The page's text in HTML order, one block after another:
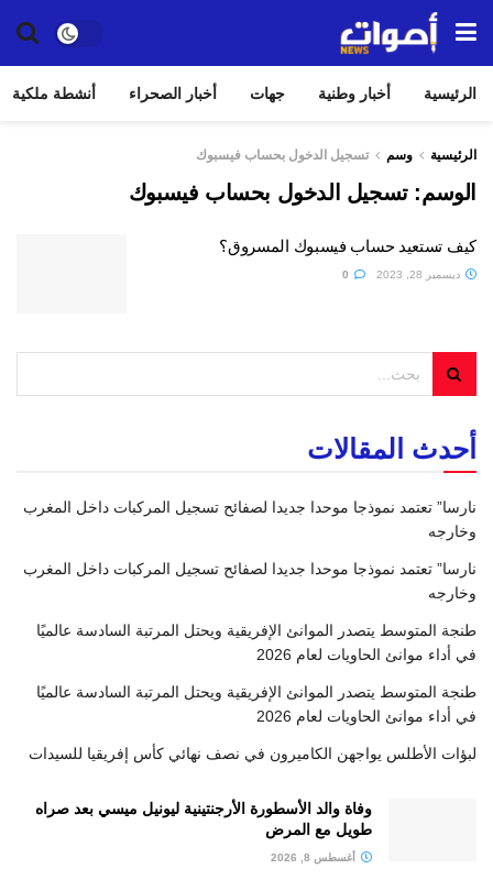
الرئيسية أخبار وطنية جهات أخبار الصحراء أنشطة ملكية
الرئيسية وسم تسجيل الدخول بحساب فيسبوك
الوسم:تسجيل الدخول بحساب فيسبوك
كيف تستعيد حساب فيسبوك المسروق؟
ديسمبر 28, 2023
أحدث المقالات
نارسا” تعتمد نموذجا موحدا جديدا لصفائح تسجيل المركبات داخل المغرب
وخارجه
نارسا” تعتمد نموذجا موحدا جديدا لصفائح تسجيل المركبات داخل المغرب
وخارجه
طنجة المتوسط يتصدر الموانئ الإفريقية ويحتل المرتبة السادسة عالميًا
في أداء موانئ الحاويات لعام 2026
طنجة المتوسط يتصدر الموانئ الإفريقية ويحتل المرتبة السادسة عالميًا
في أداء موانئ الحاويات لعام 2026
لبؤات الأطلس يواجهن الكاميرون في نصف نهائي كأس إفريقيا للسيدات
وفاة والد الأسطورة الأرجنتينية ليونيل ميسي بعد صراه
طويل مع المرض
أغسطس 8, 2026